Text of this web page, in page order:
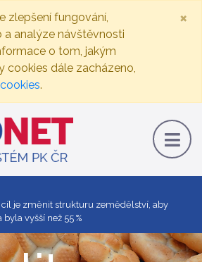
zlepšení fungování,
analýze návštěvnosti
o tom, jakým
cookies dále zacházeno,
cookies.
×
cíl je změnit strukturu zemědělství, aby
vyšší než 55 %